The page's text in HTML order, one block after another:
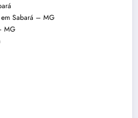
Sabará – MG
MG